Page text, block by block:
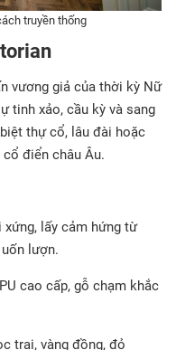
truyền thống
vương giả của thời kỳ Nữ
tinh xảo, cầu kỳ và sang
thự cổ, lâu đài hoặc
điển châu Âu.
lấy cảm hứng từ
lượn.
cao cấp, gỗ chạm khắc
trai, vàng đồng, đỏ